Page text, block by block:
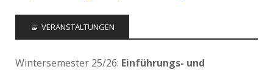
VERANSTALTUNGEN
Wintersemester 25/26: Einführungs- und